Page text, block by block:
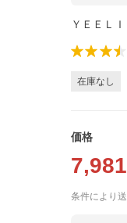
ＹＥＥＬ
在庫なし
価格
7,981
条件により